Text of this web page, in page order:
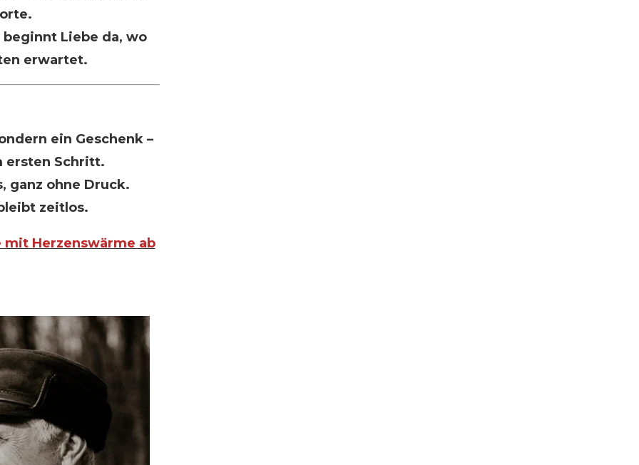
beginnt Liebe da, wo
erwartet.
ein Geschenk –
ersten Schritt.
ganz ohne Druck.
zeitlos.
Herzenswärme ab